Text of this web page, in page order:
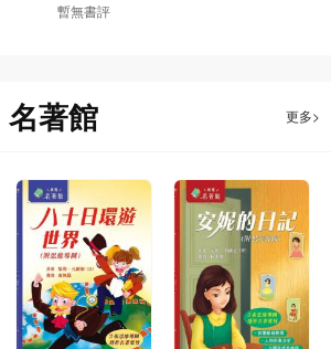
暫無書評
著館 更多>